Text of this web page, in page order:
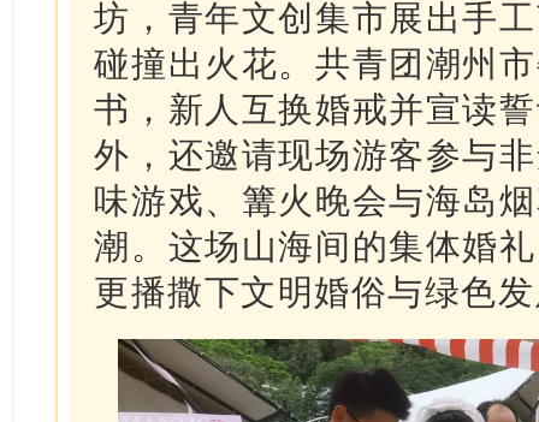
坊，青年文创集市展出手
碰撞出火花。共青团潮州
书，新人互换婚戒并宣读
外，还邀请现场游客参与
味游戏、篝火晚会与海岛
潮。这场山海间的集体婚
更播撒下文明婚俗与绿色